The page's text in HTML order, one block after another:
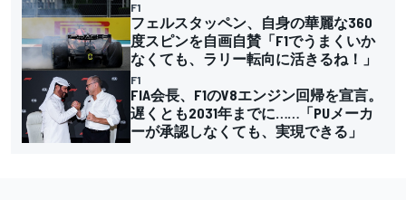
F1
フェルスタッペン、自身の華麗な360
度スピンを自画自賛「F1でうまくいか
なくても、ラリー転向に活きるね！」
F1
FIA会長、F1のV8エンジン回帰を宣言。
遅くとも2031年までに……「PUメーカ
ーが承認しなくても、実現できる」